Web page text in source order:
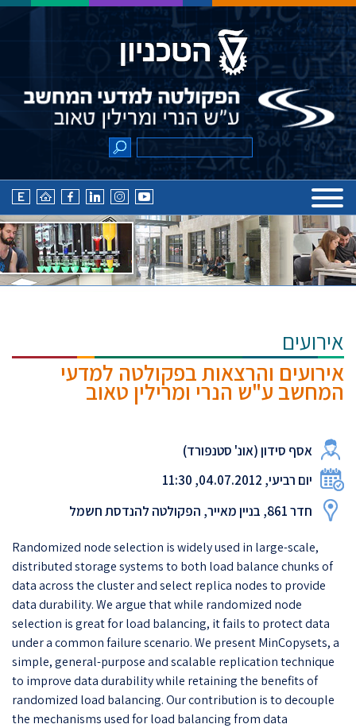
אירועים
אירועים והרצאות בפקולטה למדעי
המחשב ע"ש הנרי ומרילין טאוב
אסף סידון (אונ' סטנפורד)
יום רביעי, 04.07.2012, 11:30
חדר 861, בניין מאייר, הפקולטה להנדסת חשמל
Randomized node selection is widely used in large-scale,
distributed storage systems to both load balance chunks of
data across the cluster and select replica nodes to provide
data durability. We argue that while randomized node
selection is great for load balancing, it fails to protect data
under a common failure scenario. We present MinCopysets, a
simple, general-purpose and scalable replication technique
to improve data durability while retaining the benefits of
randomized load balancing. Our contribution is to decouple
the mechanisms used for load balancing from data